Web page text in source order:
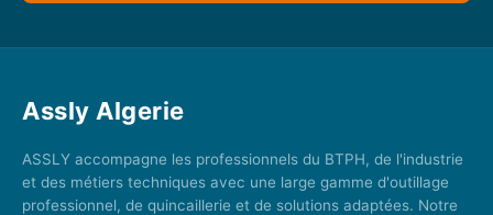
Assly Algerie
ASSLY accompagne les professionnels du BTPH, de l'industrie
et des métiers techniques avec une large gamme d'outillage
professionnel, de quincaillerie et de solutions adaptées. Notre